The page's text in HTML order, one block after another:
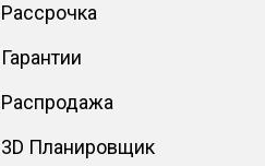
Рассрочка
Гарантии
Распродажа
3D Планировщик